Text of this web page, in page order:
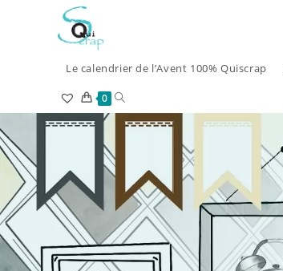
Le calendrier de l’Avent 100% Quiscrap
0 Toggle
website
search